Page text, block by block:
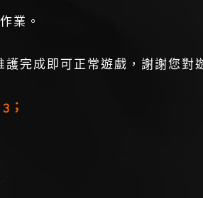
業。
成即可正常遊戲，謝謝您對
；